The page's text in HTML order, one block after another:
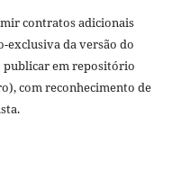
contratos adicionais
exclusiva da versão do
publicar em repositório
com reconhecimento de